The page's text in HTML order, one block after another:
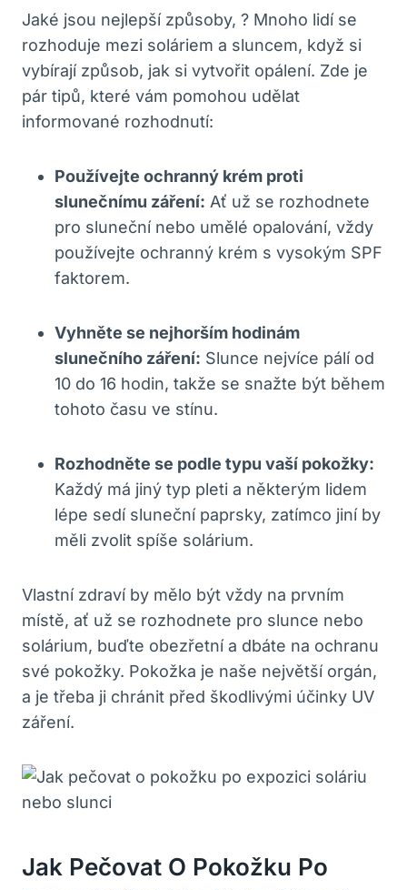
Jaké jsou nejlepší způsoby, ? Mnoho lidí se
rozhoduje mezi soláriem a sluncem, když si
vybírají způsob, jak si vytvořit opálení. Zde je
pár tipů, které vám pomohou udělat
informované rozhodnutí:
Používejte ochranný krém proti
slunečnímu záření: Ať už se rozhodnete
pro sluneční nebo umělé opalování, vždy
používejte ochranný krém s vysokým SPF
faktorem.
Vyhněte se nejhorším hodinám
slunečního záření: Slunce nejvíce pálí od
10 do 16 hodin, takže se snažte být během
tohoto času ve stínu.
Rozhodněte se podle typu vaší pokožky:
Každý má jiný typ pleti a některým lidem
lépe sedí sluneční paprsky, zatímco jiní by
měli zvolit spíše solárium.
Vlastní zdraví by mělo být vždy na prvním
místě, ať už se rozhodnete pro slunce nebo
solárium, buďte obezřetní a dbáte na ochranu
své pokožky. Pokožka je naše největší orgán,
a je třeba ji chránit před škodlivými účinky UV
záření.
Jak Pečovat O Pokožku Po